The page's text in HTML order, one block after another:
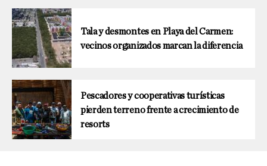
Tala y desmontes en Playa del Carmen:
vecinos organizados marcan la diferencia
Pescadores y cooperativas turísticas
pierden terreno frente a crecimiento de
resorts